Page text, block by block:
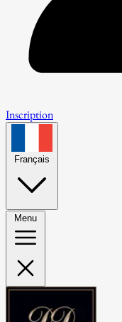
Inscription
Français
Menu